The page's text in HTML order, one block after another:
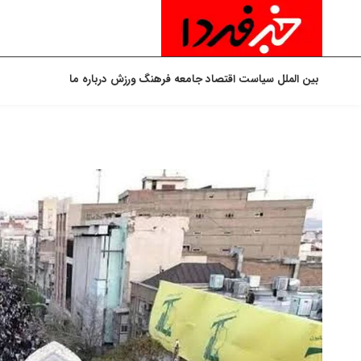
بین الملل سیاست اقتصادجامعه فرهنگورزش درباره ما